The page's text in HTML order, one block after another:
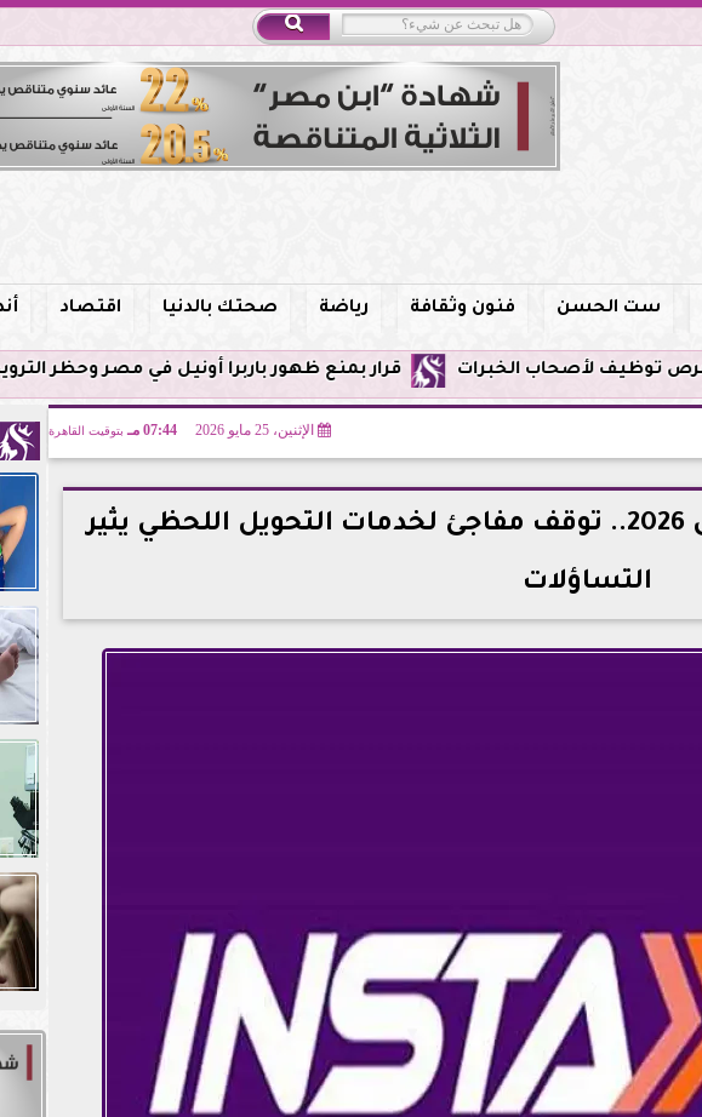
ست الحسن فنون وثقافة رياضة صحتك بالدنيا اقتصاد
قرار بمنع ظهور باربرا أونيل في مصر وحظر الترويج لخدماتها
الإثنين، 25 مايو 2026 07:44 مـ بتوقيت القاهرة
عطل إنستاباي قبل عيد الأضحى 2026.. توقف مفاجئ لخدمات التحويل اللحظي يثير
التساؤلات